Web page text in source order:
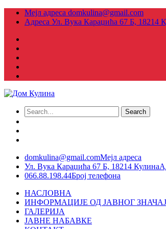
Мејл адреса domkulina@gmail.com
Адреса Ул. Вука Караџића 67 Б, 18214
domkulina@gmail.comМејл адреса
Ул. Вука Караџића 67 Б, 18214 Кулина
066.88.198.44Број телефона
НАСЛОВНА
ИНФОРМАЦИЈЕ ОД ЈАВНОГ
ГАЛЕРИЈА
ЈАВНЕ НАБАВКЕ